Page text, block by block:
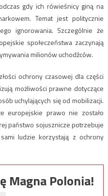
gdy ich rówieśnicy giną na
Temat jest politycznie
ignorowania. Szczególnie że
społeczeństwa zaczynają
milionów uchodźców.
ochrony czasowej dla części
możliwości prawne dotyczące
uchylających się od mobilizacji.
europejskie prawo nie zostało
państwo sojusznicze potrzebuje
ludzie korzystają z ochrony
Magna Polonia!